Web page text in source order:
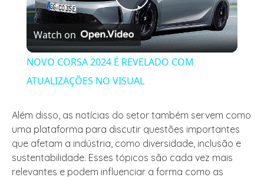
Play
Video
Watch on
NOVO CORSA 2024 É REVELADO COM
ATUALIZAÇÕES NO VISUAL
Além disso, as notícias do setor também servem como
uma plataforma para discutir questões importantes
que afetam a indústria, como diversidade, inclusão e
sustentabilidade. Esses tópicos são cada vez mais
relevantes e podem influenciar a forma como as